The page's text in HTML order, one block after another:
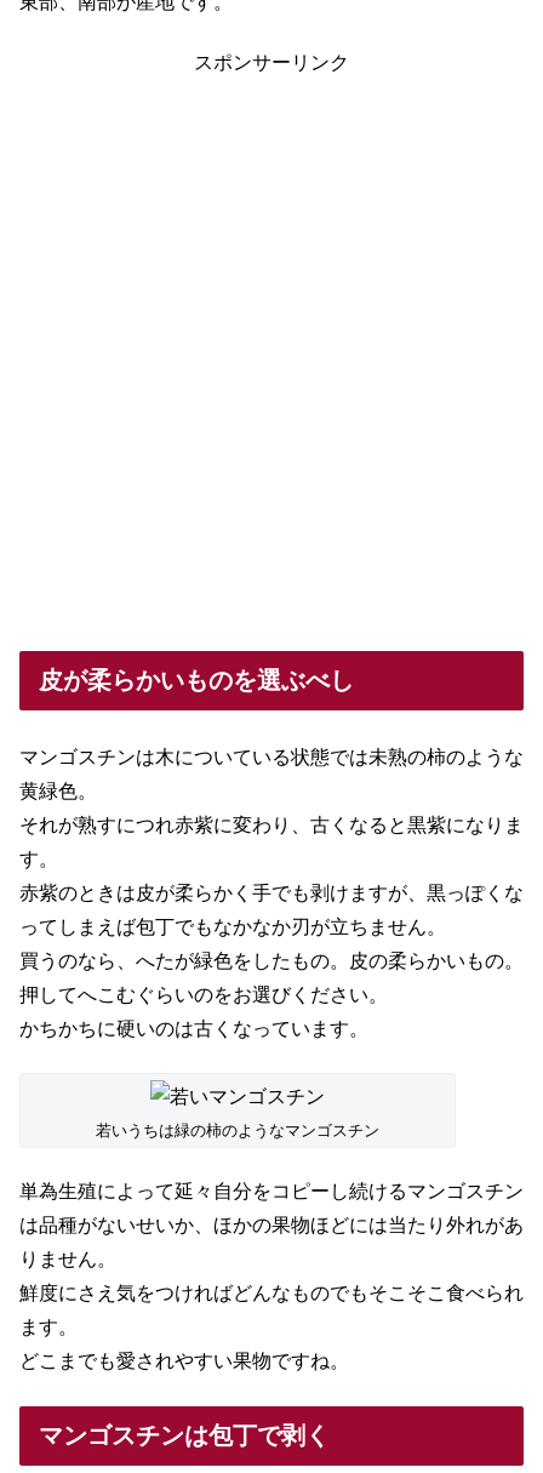
スポンサーリンク
皮が柔らかいものを選ぶべし
マンゴスチンは木についている状態では未熟の柿のような
黄緑色。
それが熟すにつれ赤紫に変わり、古くなると黒紫になりま
す。
赤紫のときは皮が柔らかく手でも剥けますが、黒っぽくな
ってしまえば包丁でもなかなか刃が立ちません。
買うのなら、へたが緑色をしたもの。皮の柔らかいもの。
押してへこむぐらいのをお選びください。
かちかちに硬いのは古くなっています。
若いうちは緑の柿のようなマンゴスチン
単為生殖によって延々自分をコピーし続けるマンゴスチン
は品種がないせいか、ほかの果物ほどには当たり外れがあ
りません。
鮮度にさえ気をつければどんなものでもそこそこ食べられ
ます。
どこまでも愛されやすい果物ですね。
マンゴスチンは包丁で剥く